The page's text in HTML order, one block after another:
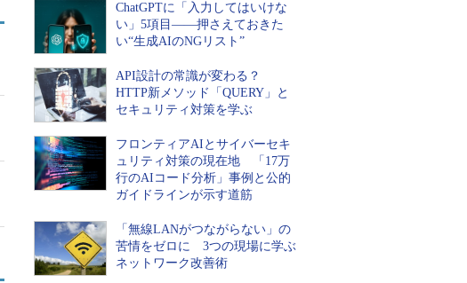
ChatGPTに「入力してはいけな
い」5項目――押さえておきた
い“生成AIのNGリスト”
API設計の常識が変わる？
HTTP新メソッド「QUERY」と
セキュリティ対策を学ぶ
フロンティアAIとサイバーセキ
ュリティ対策の現在地 「17万
行のAIコード分析」事例と公的
ガイドラインが示す道筋
「無線LANがつながらない」の
苦情をゼロに 3つの現場に学ぶ
ネットワーク改善術